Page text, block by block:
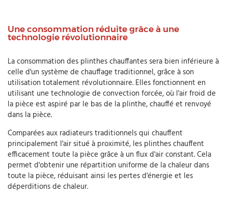
Une consommation réduite grâce à une
technologie révolutionnaire
La consommation des plinthes chauffantes sera bien inférieure à
celle d'un système de chauffage traditionnel, grâce à son
utilisation totalement révolutionnaire. Elles fonctionnent en
utilisant une technologie de convection forcée, où l'air froid de
la pièce est aspiré par le bas de la plinthe, chauffé et renvoyé
dans la pièce.
Comparées aux radiateurs traditionnels qui chauffent
principalement l'air situé à proximité, les plinthes chauffent
efficacement toute la pièce grâce à un flux d'air constant. Cela
permet d'obtenir une répartition uniforme de la chaleur dans
toute la pièce, réduisant ainsi les pertes d'énergie et les
déperditions de chaleur.